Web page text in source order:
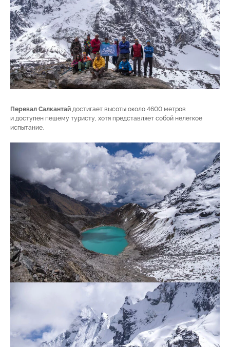
Перевал Салкантай достигает высоты около 4600 метров
и доступен пешему туристу, хотя представляет собой нелегкое
испытание.